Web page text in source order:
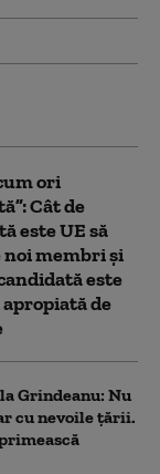
ori
Cât de
este UE să
noi membri și
este
apropiată de
Grindeanu: Nu
cu nevoile țării.